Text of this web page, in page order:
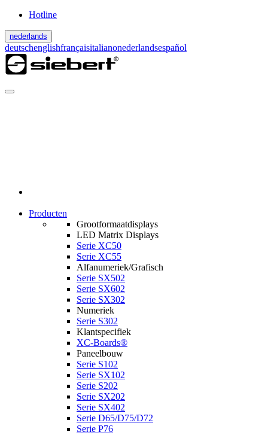
Hotline
nederlands
deutschenglishfrançaisitalianonederlandsespañol
Producten
Grootformaatdisplays
LED Matrix Displays
Serie XC50
Serie XC55
Alfanumeriek/Grafisch
Serie SX502
Serie SX602
Serie SX302
Numeriek
Serie S302
Klantspecifiek
XC-Boards®
Paneelbouw
Serie S102
Serie SX102
Serie S202
Serie SX202
Serie SX402
Serie D65/D75/D72
Serie P76